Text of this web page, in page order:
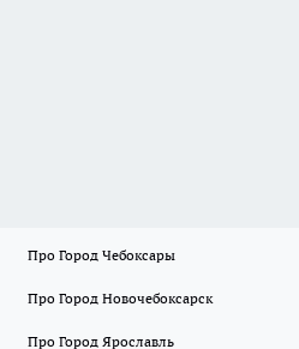
Про Город Чебоксары
Про Город Новочебоксарск
Про Город Ярославль